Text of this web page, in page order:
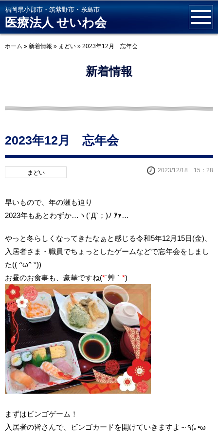
福岡県小郡市・筑紫野市・糸島市
医療法人 せいわ会
ホーム » 新着情報 » まどい » 2023年12月 忘年会
新着情報
2023年12月 忘年会
まどい 2023/12/18 15：28
早いもので、年の瀬も迫り
2023年もあとわずか…ヽ(´Д`；)ﾉ ｱｧ…
やっと冬らしくなってきたなぁと感じる令和5年12月15日(金)、
入居者さま・職員でちょっとしたゲームなどで忘年会をしまし
た(( ^ω^ *))
お昼のお食事も、豪華ですね(*´艸｀ *)
まずはビンゴゲーム！
入居者の皆さんで、ビンゴカードを開けていきますよ～٩(｡•ω